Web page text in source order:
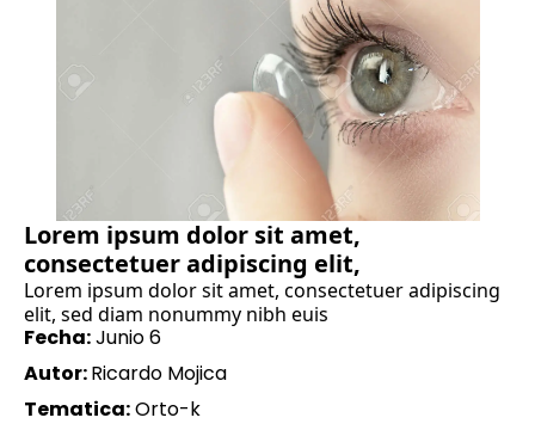
Lorem ipsum dolor sit amet,
consectetuer adipiscing elit,
Lorem ipsum dolor sit amet, consectetuer adipiscing
elit, sed diam nonummy nibh euis
Fecha:Junio 6
Autor:Ricardo Mojica
Tematica:Orto-k